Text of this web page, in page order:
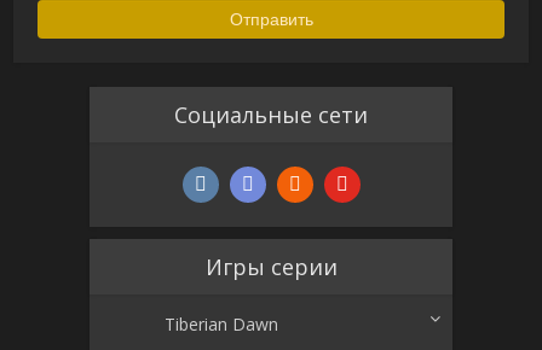
Социальные сети
Игры серии
Tiberian Dawn